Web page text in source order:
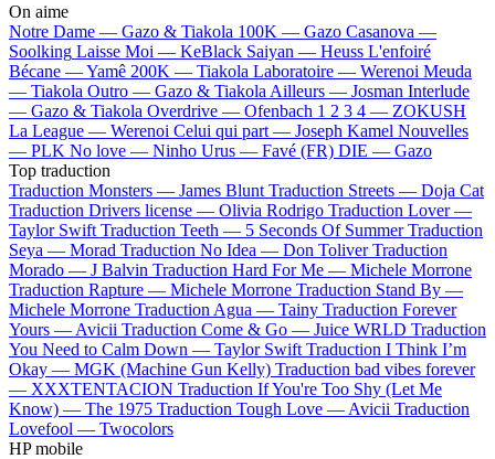
On aime
Notre Dame — Gazo & Tiakola 100K — Gazo Casanova —
Soolking Laisse Moi — KeBlack Saiyan — Heuss L'enfoiré
Bécane —Yamê 200K — Tiakola Laboratoire — Werenoi Meuda
— Tiakola Outro — Gazo & Tiakola Ailleurs — Josman Interlude
— Gazo & Tiakola Overdrive — Ofenbach 1 2 3 4 — ZOKUSH
La League — Werenoi Celui qui part — Joseph Kamel Nouvelles
— PLK No love — Ninho Urus — Favé (FR) DIE — Gazo
Top traduction
Traduction Monsters — James Blunt Traduction Streets — Doja Cat
Traduction Drivers license — Olivia Rodrigo Traduction Lover —
Taylor Swift Traduction Teeth — 5 Seconds Of Summer Traduction
Seya — Morad Traduction No Idea — Don Toliver Traduction
Morado — J Balvin Traduction Hard For Me — Michele Morrone
Traduction Rapture — Michele Morrone Traduction Stand By —
Michele Morrone Traduction Agua — Tainy Traduction Forever
Yours — Avicii Traduction Come & Go — Juice WRLD Traduction
You Need to Calm Down — Taylor Swift Traduction I Think I’m
Okay — MGK (Machine Gun Kelly) Traduction bad vibes forever
— XXXTENTACION Traduction If You're Too Shy (Let Me
Know) — The 1975 Traduction Tough Love — Avicii Traduction
Lovefool — Twocolors
HP mobile